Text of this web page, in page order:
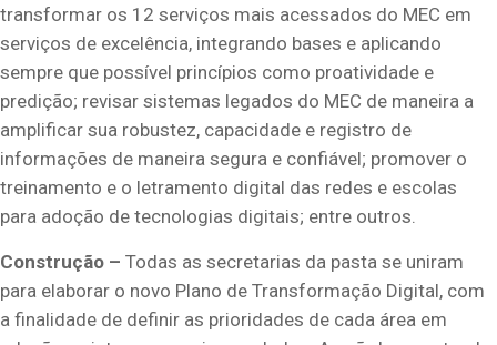
transformar os 12 serviços mais acessados do MEC em
serviços de excelência, integrando bases e aplicando
sempre que possível princípios como proatividade e
predição; revisar sistemas legados do MEC de maneira a
amplificar sua robustez, capacidade e registro de
informações de maneira segura e confiável; promover o
treinamento e o letramento digital das redes e escolas
para adoção de tecnologias digitais; entre outros.
Construção – Todas as secretarias da pasta se uniram
para elaborar o novo Plano de Transformação Digital, com
a finalidade de definir as prioridades de cada área em